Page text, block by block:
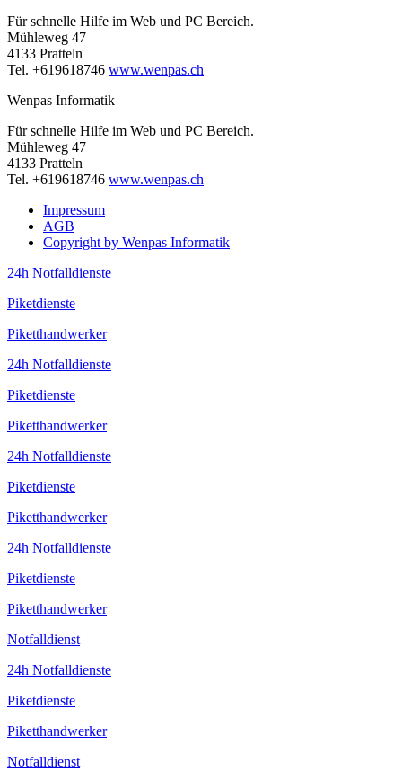
Für schnelle Hilfe im Web und PC Bereich.
Mühleweg 47
4133 Pratteln
Tel. +619618746 www.wenpas.ch
Wenpas Informatik
Für schnelle Hilfe im Web und PC Bereich.
Mühleweg 47
4133 Pratteln
Tel. +619618746 www.wenpas.ch
Impressum
AGB
Copyright by Wenpas Informatik
24h Notfalldienste
Piketdienste
Piketthandwerker
24h Notfalldienste
Piketdienste
Piketthandwerker
24h Notfalldienste
Piketdienste
Piketthandwerker
24h Notfalldienste
Piketdienste
Piketthandwerker
Notfalldienst
24h Notfalldienste
Piketdienste
Piketthandwerker
Notfalldienst